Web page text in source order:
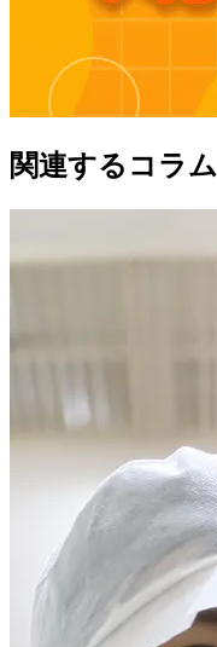
関連するコラム